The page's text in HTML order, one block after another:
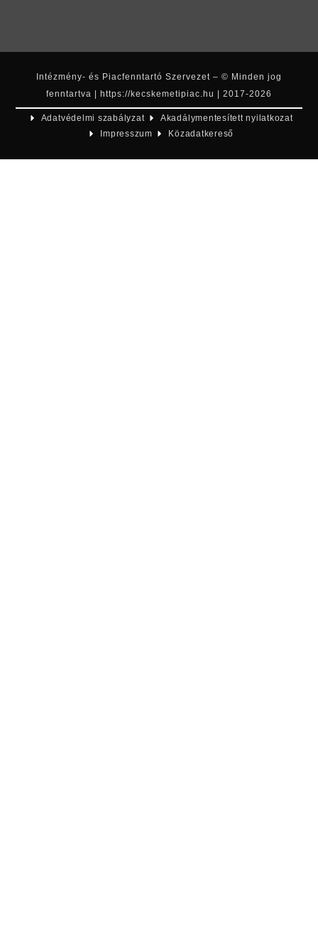
Intézmény- és Piacfenntartó Szervezet – © Minden jog
fenntartva | https://kecskemetipiac.hu | 2017-2026
Adatvédelmi szabályzat
Akadálymentesített nyilatkozat
Impresszum
Közadatkereső